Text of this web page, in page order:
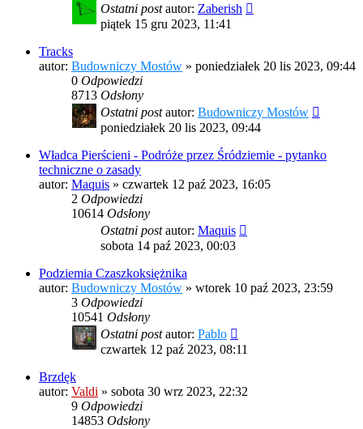
Ostatni postautor: Zaberish
piątek 15 gru 2023, 11:41
Tracks
autor: Budowniczy Mostów » poniedziałek 20 lis 2023, 09:44
0 Odpowiedzi
8713 Odsłony
Ostatni postautor: Budowniczy Mostów
poniedziałek 20 lis 2023, 09:44
Władca Pierścieni - Podróże przez Śródziemie - pytanko
techniczne o zasady
autor: Maquis » czwartek 12 paź 2023, 16:05
2 Odpowiedzi
10614 Odsłony
Ostatni postautor: Maquis
sobota 14 paź 2023, 00:03
Podziemia Czaszkoksiężnika
autor: Budowniczy Mostów » wtorek 10 paź 2023, 23:59
3 Odpowiedzi
10541 Odsłony
Ostatni postautor: Pablo
czwartek 12 paź 2023, 08:11
Brzdęk
autor: Valdi » sobota 30 wrz 2023, 22:32
9 Odpowiedzi
14853 Odsłony